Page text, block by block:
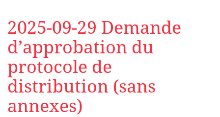
2025-09-29 Demande
d’approbation du
protocole de
distribution (sans
annexes)